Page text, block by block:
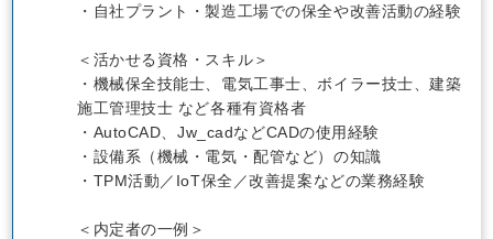
・自社プラント・製造工場での保全や改善活動の経験
＜活かせる資格・スキル＞
・機械保全技能士、電気工事士、ボイラー技士、建築
施工管理技士 など各種有資格者
・AutoCAD、Jw_cadなどCADの使用経験
・設備系（機械・電気・配管など）の知識
・TPM活動／IoT保全／改善提案などの業務経験
＜内定者の一例＞